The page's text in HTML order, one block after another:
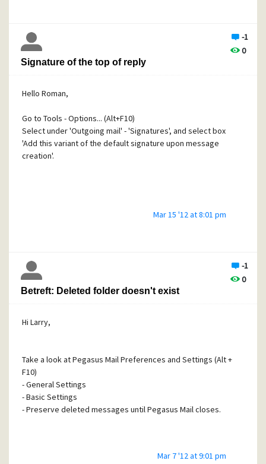
een bestandsbeheerprogramma.
-1
0
Signature of the top of reply
Hello Roman,
Go to Tools - Options... (Alt+F10)
Select under 'Outgoing mail' - 'Signatures', and select box
'Add this variant of the default signature upon message
creation'.
Mar 15 '12 at 8:01 pm
-1
0
Betreft: Deleted folder doesn't exist
Hi Larry,
Take a look at Pegasus Mail Preferences and Settings (Alt +
F10)
- General Settings
- Basic Settings
- Preserve deleted messages until Pegasus Mail closes.
Mar 7 '12 at 9:01 pm